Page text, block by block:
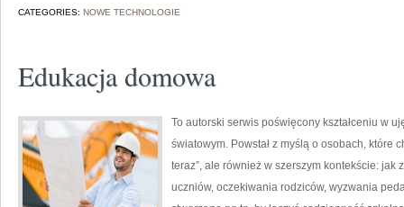
CATEGORIES: NOWE TECHNOLOGIE
Edukacja domowa
To autorski serwis poświęcony kształceniu w
światowym. Powstał z myślą o osobach, które
teraz”, ale również w szerszym kontekście: jak
uczniów, oczekiwania rodziców, wyzwania